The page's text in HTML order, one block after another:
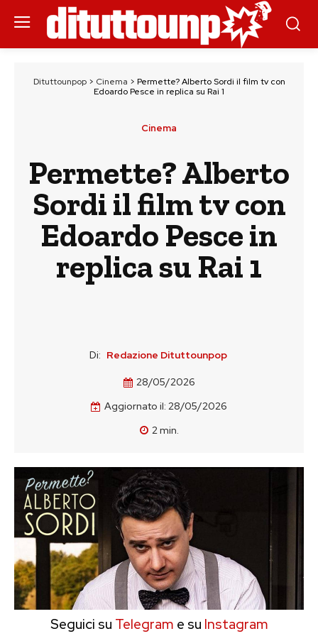
Dituttounpop> Cinema > Permette? Alberto Sordi il film tv con
Edoardo Pesce in replica su Rai 1
Cinema
Permette? Alberto
Sordi il film tv con
Edoardo Pesce in
replica su Rai 1
Di: Redazione Dituttounpop
28/05/2026
Aggiornato il: 28/05/2026
2min.
Seguici su Telegram e su Instagram